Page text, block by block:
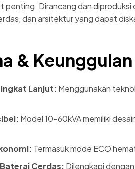
penting. Dirancang dan
dan arsitektur yang dapat
&
Lanjut: Menggunakan
Model 10-60kVA memiliki
Termasuk mode ECO
Cerdas: Dilengkapi